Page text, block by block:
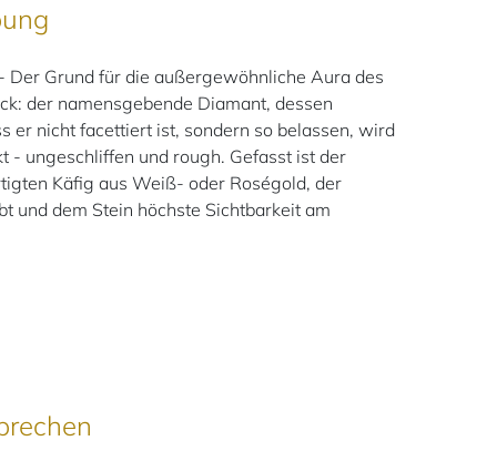
Grund für die außergewöhnliche Aura des
der namensgebende Diamant, dessen
er nicht facettiert ist, sondern so belassen, wird
- ungeschliffen und rough. Gefasst ist der
Käfig aus Weiß- oder Roségold, der
und dem Stein höchste Sichtbarkeit am